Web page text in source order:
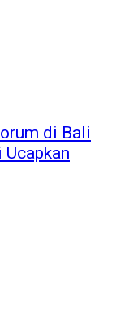
di Bali